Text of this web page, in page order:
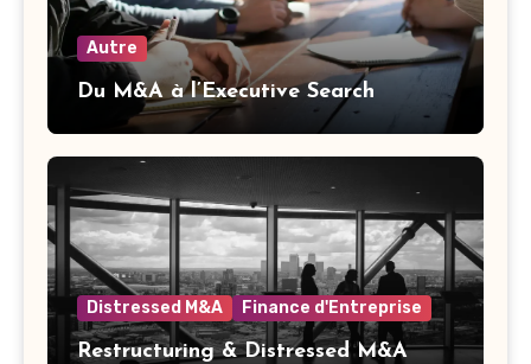
Autre
Du M&A à l’Executive Search
Distressed M&A Finance d'Entreprise
Restructuring & Distressed M&A